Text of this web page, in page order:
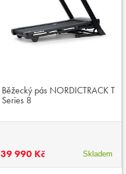
Běžecký pás NORDICTRACK T
Series 8
39 990 Kč Skladem